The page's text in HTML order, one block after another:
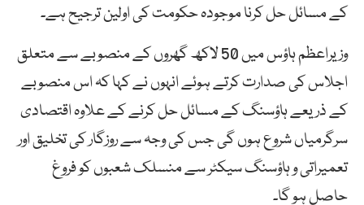
کے مسائل حل کرنا موجودہ حکومت کی اولین ترجیح ہے۔
وزیراعظم ہاؤس میں 50 لاکھ گھروں کے منصوبے سے متعلق
اجلاس کی صدارت کرتے ہوئے انہوں نے کہا کہ اس منصوبے
کے ذریعےہاؤسنگ کے مسائل حل کرنے کے علاوہ اقتصادی
سرگرمیاں شروع ہوں گی جس کی وجہ سے روزگار کی تخلیق اور
تعمیراتی و ہاؤسنگ سیکٹر سے منسلک شعبوں کو فروغ
حاصل ہو گا۔